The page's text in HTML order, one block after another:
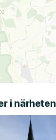
i närheten